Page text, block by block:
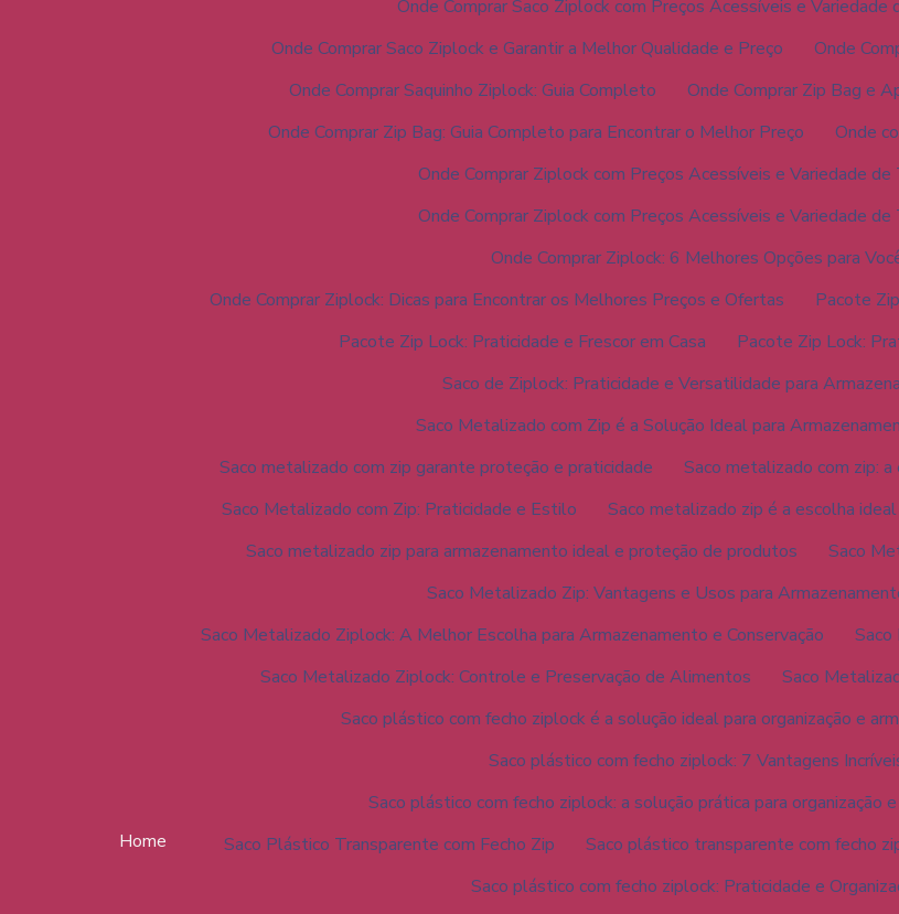
Home
Onde Comprar Saco Ziplock com Preços Acessíveis e Variedade
Onde Comprar Saco Ziplock e Garantir a Melhor Qualidade e Preço
Onde
Onde Comprar Saquinho Ziplock: Guia Completo
Onde Comprar Zip Bag e
Onde Comprar Zip Bag: Guia Completo para Encontrar o Melhor Preço
Onde
Onde Comprar Ziplock com Preços Acessíveis e Variedade de
Onde Comprar Ziplock com Preços Acessíveis e Variedade de
Onde Comprar Ziplock: 6 Melhores Opções para
Onde Comprar Ziplock: Dicas para Encontrar os Melhores Preços e Ofertas
Pacote
Pacote Zip Lock: Praticidade e Frescor em Casa
Pacote Zip Lock:
Saco de Ziplock: Praticidade e Versatilidade para
Saco Metalizado com Zip é a Solução Ideal para
Saco metalizado com zip garante proteção e praticidade
Saco metalizado com zip:
Saco Metalizado com Zip: Praticidade e Estilo
Saco metalizado zip é a escolha
Saco metalizado zip para armazenamento ideal e proteção de produtos
Saco
Saco Metalizado Zip: Vantagens e Usos para
Saco Metalizado Ziplock: A Melhor Escolha para Armazenamento e Conservação
Saco Metalizado Ziplock: Controle e Preservação de Alimentos
Saco
Saco plástico com fecho ziplock é a solução ideal para organização e
Saco plástico com fecho ziplock: 7 Vantagens
Saco plástico com fecho ziplock: a solução prática para organização
Saco Plástico Transparente com Fecho Zip
Saco plástico transparente com fecho
Saco plástico com fecho ziplock: Praticidade e